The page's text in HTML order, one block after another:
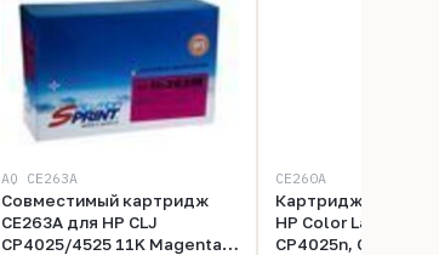
AQ CE263A
Совместимый картридж
CE263A для HP СLJ
CP4025/4525 11K Magenta
CE260A
Картридж HP
HP Color LaserJet
CP4025n,